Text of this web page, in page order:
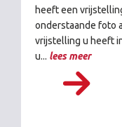
heeft een
onderstaande foto
vrijstelling u heeft
u... lees meer